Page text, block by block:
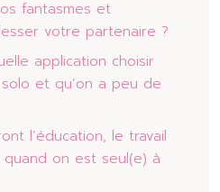
fantasmes et
votre partenaire ?
application choisir
et qu’on a peu de
l’éducation, le travail
on est seul(e) à